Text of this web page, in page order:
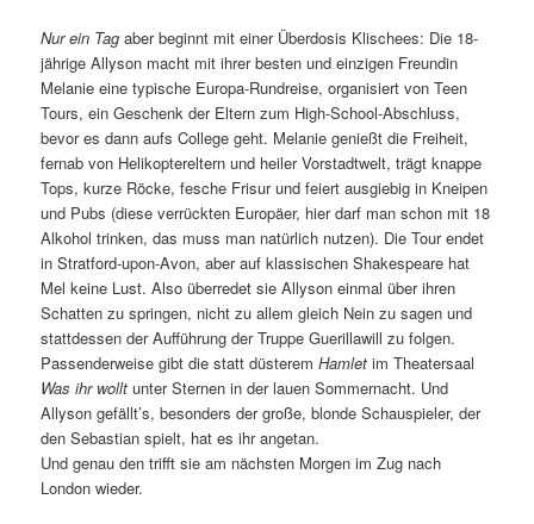
Nur ein Tag aber beginnt mit einer Überdosis Klischees: Die 18-
jährige Allyson macht mit ihrer besten und einzigen Freundin
Melanie eine typische Europa-Rundreise, organisiert von Teen
Tours, ein Geschenk der Eltern zum High-School-Abschluss,
bevor es dann aufs College geht. Melanie genießt die Freiheit,
fernab von Helikoptereltern und heiler Vorstadtwelt, trägt knappe
Tops, kurze Röcke, fesche Frisur und feiert ausgiebig in Kneipen
und Pubs (diese verrückten Europäer, hier darf man schon mit 18
Alkohol trinken, das muss man natürlich nutzen). Die Tour endet
in Stratford-upon-Avon, aber auf klassischen Shakespeare hat
Mel keine Lust. Also überredet sie Allyson einmal über ihren
Schatten zu springen, nicht zu allem gleich Nein zu sagen und
stattdessen der Aufführung der Truppe Guerillawill zu folgen.
Passenderweise gibt die statt düsteremHamlet im Theatersaal
Was ihr wollt unter Sternen in der lauen Sommernacht. Und
Allyson gefällt’s, besonders der große, blonde Schauspieler, der
den Sebastian spielt, hat es ihr angetan.
Und genau den trifft sie am nächsten Morgen im Zug nach
London wieder.